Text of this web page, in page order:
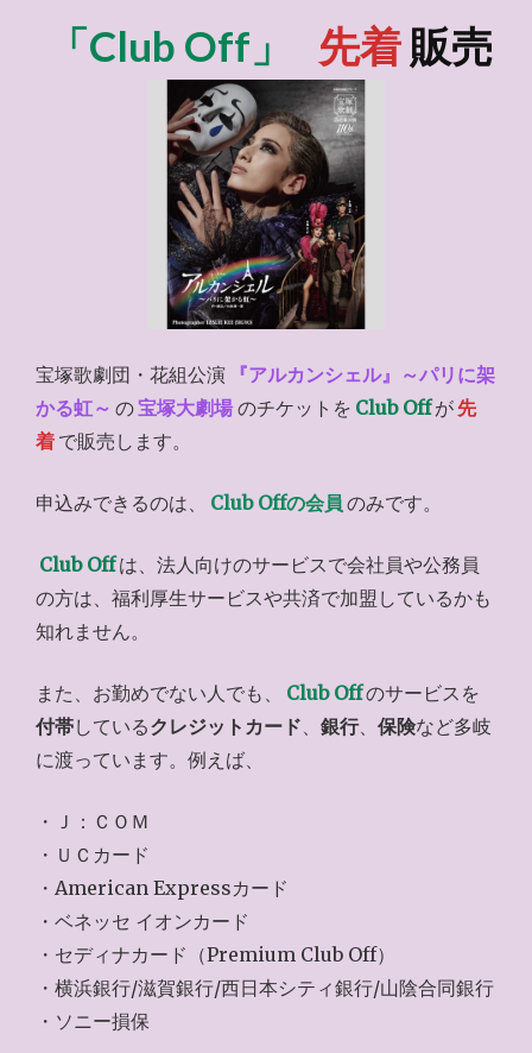
「Club Off」
先着 販売
宝塚歌劇団・花組公演 『アルカンシェル』～パリに架
かる虹～ の宝塚大劇場 のチケットを Club Off が 先
着 で販売します。
申込みできるのは、 Club Offの会員 のみです。
Club Offは、法人向けのサービスで会社員や公務員
の方は、福利厚生サービスや共済で加盟しているかも
知れません。
また、お勤めでない人でも、 Club Offのサービスを
付帯しているクレジットカード、 銀行、 保険など多岐
に渡っています。例えば、
・Ｊ：ＣＯＭ
・ＵＣカード
・American Expressカード
・ベネッセ イオンカード
・セディナカード（Premium Club Off）
・横浜銀行/滋賀銀行/西日本シティ銀行/山陰合同銀行
・ソニー損保